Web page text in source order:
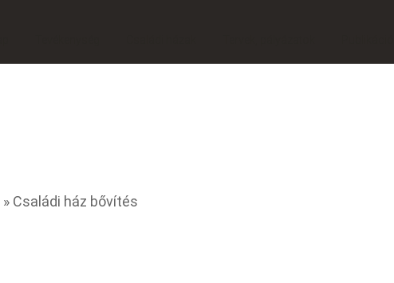
» Családi ház bővítés